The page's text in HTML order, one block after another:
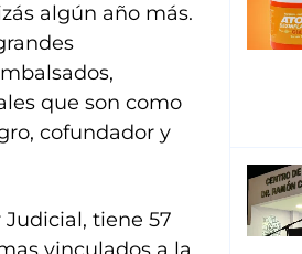
algún año más.
que son como
cofundador y
tiene 57